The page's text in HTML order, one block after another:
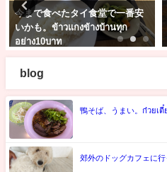
今まで食べたタイ食堂で一番安
いかも。ข้าวแกงข้างบ้านทุก
อย่าง10บาท
blog
鴨そば、うまい。ก๋วยเ
郊外のドッグカフェに